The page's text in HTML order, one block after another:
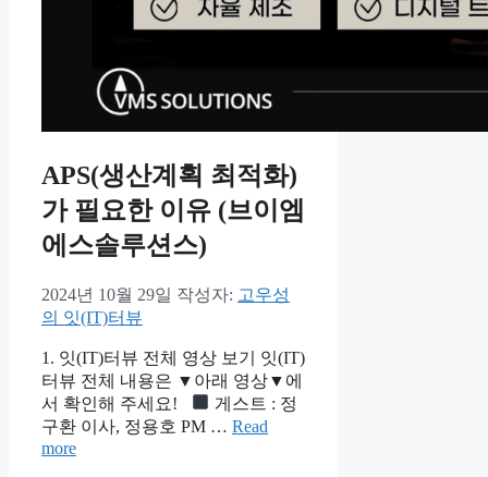
APS(생산계획 최적화)
가 필요한 이유 (브이엠
에스솔루션스)
2024년 10월 29일 작성자: 고우성
의 잇(IT)터뷰
1. 잇(IT)터뷰 전체 영상 보기 잇(IT)
터뷰 전체 내용은 ▼아래 영상▼에
서 확인해 주세요!
게스트 : 정
구환 이사, 정용호 PM … Read
more